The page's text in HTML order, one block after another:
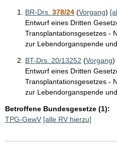
BR-Drs. 378/24 (Vorgang)
Entwurf eines Dritten
Transplantationsgesetzes -
zur Lebendorganspende
BT-Drs. 20/13252 (Vorgang)
Entwurf eines Dritten
Transplantationsgesetzes -
zur Lebendorganspende
Betroffene Bundesgesetze (1):
TPG-GewV [alle RV hierzu]